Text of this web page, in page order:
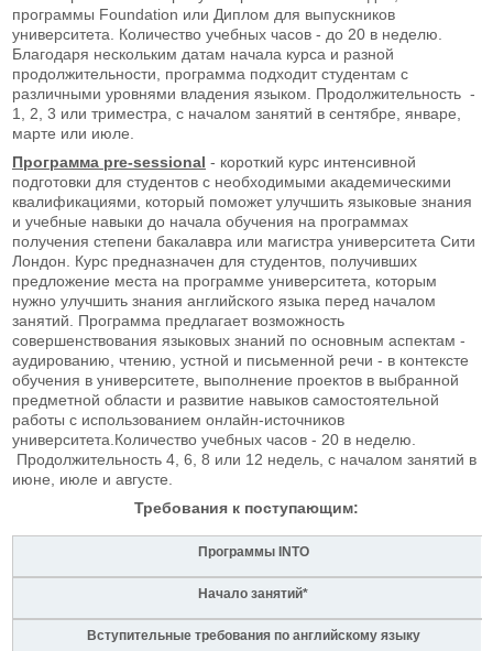
программы Foundation или Диплом для выпускников
университета. Количество учебных часов - до 20 в неделю.
Благодаря нескольким датам начала курса и разной
продолжительности, программа подходит студентам с
различными уровнями владения языком. Продолжительность -
1, 2, 3 или триместра, с началом занятий в сентябре, январе,
марте или июле.
Программа pre-sessional - короткий курс интенсивной
подготовки для студентов с необходимыми академическими
квалификациями, который поможет улучшить языковые знания
и учебные навыки до начала обучения на программах
получения степени бакалавра или магистра университета Сити
Лондон. Курс предназначен для студентов, получивших
предложение места на программе университета, которым
нужно улучшить знания английского языка перед началом
занятий. Программа предлагает возможность
совершенствования языковых знаний по основным аспектам -
аудированию, чтению, устной и письменной речи - в контексте
обучения в университете, выполнение проектов в выбранной
предметной области и развитие навыков самостоятельной
работы с использованием онлайн-источников
университета.Количество учебных часов - 20 в неделю.
Продолжительность 4, 6, 8 или 12 недель, с началом занятий в
июне, июле и августе.
Требования к поступающим:
Программы INTO
Начало занятий*
Вступительные требования по английскому языку